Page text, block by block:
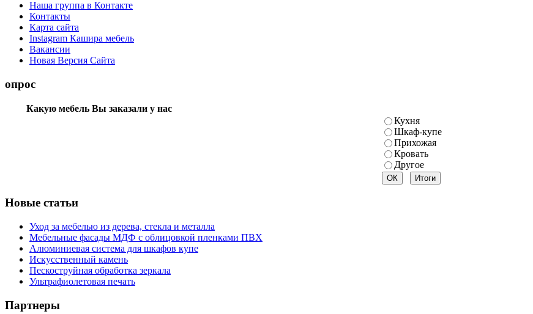
Наша группа в Контакте
Контакты
Карта сайта
Instagram Кашира мебель
Вакансии
Новая Версия Сайта
опрос
Какую мебель Вы заказали у нас
Кухня
Шкаф-купе
Прихожая
Кровать
Другое
Новые статьи
Уход за мебелью из дерева, стекла и металла
Мебельные фасады МДФ с облицовкой пленками ПВХ
Алюминиевая система для шкафов купе
Искусственный камень
Пескоструйная обработка зеркала
Ультрафиолетовая печать
Партнеры